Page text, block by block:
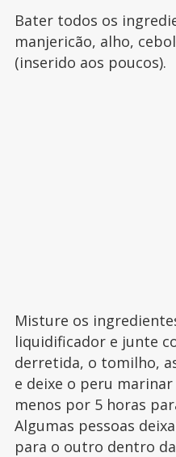
Bater todos os
manjericão, alho,
(inserido aos poucos).
Misture os
liquidificador e junte
derretida, o tomilho,
e deixe o peru
menos por 5 horas
Algumas pessoas
para o outro dentro